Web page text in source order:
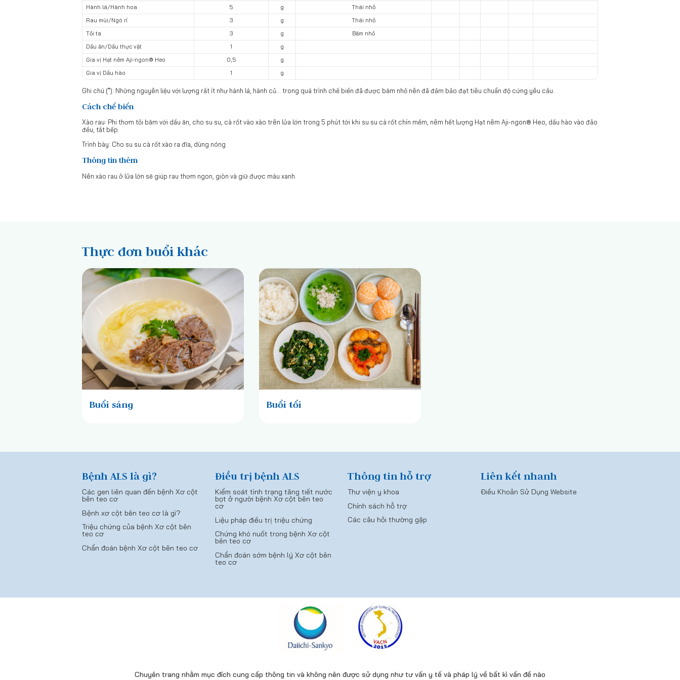
Hành lá/Hành hoa 5 g
Thái nhỏ
Rau mùi/Ngò rí
3 g
Thái nhỏ
Tỏi ta
3 g
Băm nhỏ
Dầu ăn/Dầu thực vật
1
g
Gia vị Hạt nêm Aji-ngon® Heo
0,5
g
Gia vị Dầu hào
1 g
Ghi chú (*): Những nguyên liệu với lượng rất ít như hành lá, hành củ... trong quá trình chế biến đã được băm nhỏ nên đã đảm bảo đạt tiêu chuẩn độ cứng yêu cầu.
Cách chế biến
Xào rau: Phi thơm tỏi băm với dầu ăn, cho su su, cà rốt vào xào trên lửa lớn trong 5 phút tới khi su su cà rốt chín mềm, nêm hết lượng Hạt nêm Aji-ngon® Heo, dầu hào vào đảo
đều, tắt bếp.
Trình bày: Cho su su cà rốt xào ra đĩa, dùng nóng
Thông tin thêm
Nên xào rau ở lửa lớn sẽ giúp rau thơm ngon, giòn và giữ được màu xanh.
Thực đơn buổi khác
Buổi sáng Buổi tối
Bệnh ALS là gì?
Các gen liên quan đến bệnh Xơ cột
bên teo cơ
Bệnh xơ cột bên teo cơ là gì?
Triệu chứng của bệnh Xơ cột bên
teo cơ
Chẩn đoán bệnh Xơ cột bên teo cơ
Điều trị bệnh ALS
Kiểm soát tình trạng tăng tiết nước
bọt ở người bệnh Xơ cột bên teo
cơ
Liệu pháp điều trị triệu chứng
Chứng khó nuốt trong bệnh Xơ cột
bên teo cơ
Chẩn đoán sớm bệnh lý Xơ cột bên
teo cơ
Thông tin hỗ trợ
Thư viện y khoa
Chính sách hỗ trợ
Các câu hỏi thường gặp
Liên kết nhanh
Điều Khoản Sử Dụng Website
Chuyên trang nhằm mục đích cung cấp thông tin và không nên được sử dụng như tư vấn y tế và pháp lý về bất kì vấn đề nào